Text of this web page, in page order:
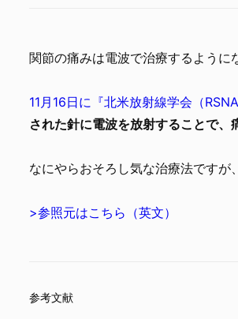
関節の痛みは電波で治療するように
11月16日に『北米放射線学会（
された針に電波を放射することで
なにやらおそろし気な治療法です
>参照元はこちら（英文）